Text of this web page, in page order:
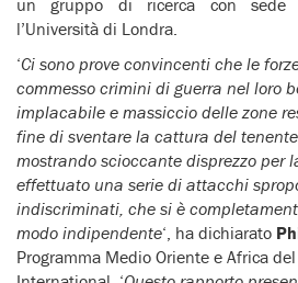
l’Università di Londra.
‘Ci sono prove convincenti che le
commesso crimini di guerra nel loro
implacabile e massiccio delle zone
fine di sventare la cattura del
mostrando scioccante disprezzo per
effettuato una serie di attacchi
indiscriminati, che si è
modo indipendente‘, ha dichiarato
Programma Medio Oriente e Africa